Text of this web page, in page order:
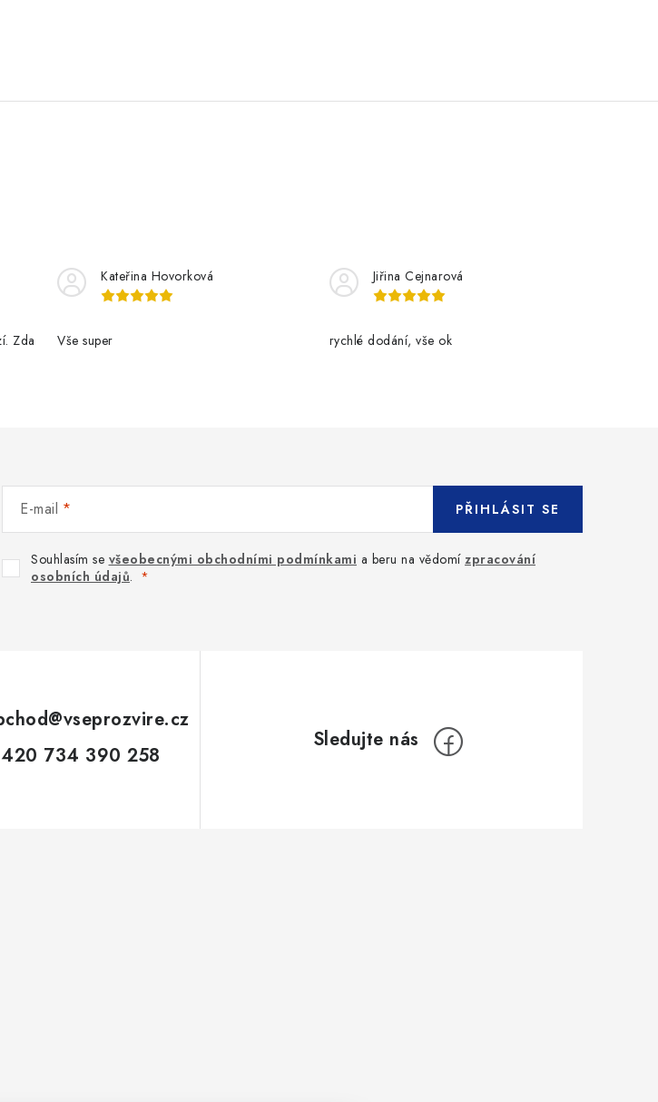
Zda
Kateřina Hovorková
Vše super
Jiřina Cejnarová
rychlé dodání, vše ok
E-mail
Souhlasím se všeobecnými obchodními podmínkami a beru na vědomí zpracování
osobních údajů.
PŘIHLÁSIT SE
@vseprozvire.cz
734 390 258